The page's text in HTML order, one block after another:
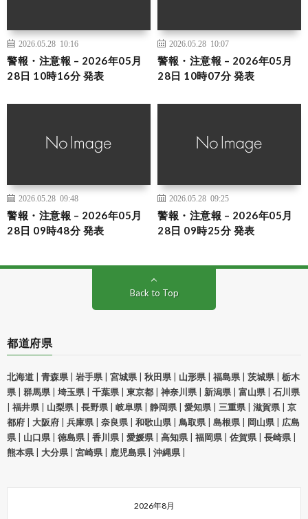
2026.05.28 10:16
警報・注意報 – 2026年05月
28日 10時16分 発表
2026.05.28 10:07
警報・注意報 – 2026年05月
28日 10時07分 発表
2026.05.28 09:48
警報・注意報 – 2026年05月
28日 09時48分 発表
2026.05.28 09:25
警報・注意報 – 2026年05月
28日 09時25分 発表
Back to Top
都道府県
北海道 青森県 岩手県 宮城県 秋田県 山形県 福島県 茨城県
栃木
県
群馬県 埼玉県 千葉県 東京都 神奈川県 新潟県 富山県
石川県
福井県 山梨県 長野県 岐阜県 静岡県 愛知県 三重県 滋賀県
京
都府
大阪府 兵庫県 奈良県 和歌山県 鳥取県 島根県 岡山県
広島
県
山口県 徳島県 香川県 愛媛県 高知県 福岡県 佐賀県 長崎県
熊本県
大分県 宮崎県 鹿児島県 沖縄県
2026年8月